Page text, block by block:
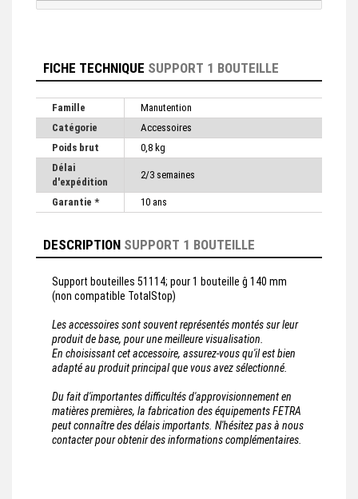
FICHE TECHNIQUE SUPPORT 1 BOUTEILLE
Famille
Manutention
Catégorie
Accessoires
Poids brut
0,8 kg
Délai
d'expédition
2/3 semaines
Garantie * 10 ans
DESCRIPTION SUPPORT 1 BOUTEILLE
Support bouteilles 51114; pour 1 bouteille ĝ 140 mm
(non compatible TotalStop)
Les accessoires sont souvent représentés montés sur leur
produit de base, pour une meilleure visualisation.
En choisissant cet accessoire, assurez-vous qu'il est bien
adapté au produit principal que vous avez sélectionné.
Du fait d'importantes difficultés d'approvisionnement en
matières premières, la fabrication des équipements FETRA
peut connaître des délais importants. N'hésitez pas à nous
contacter pour obtenir des informations complémentaires.